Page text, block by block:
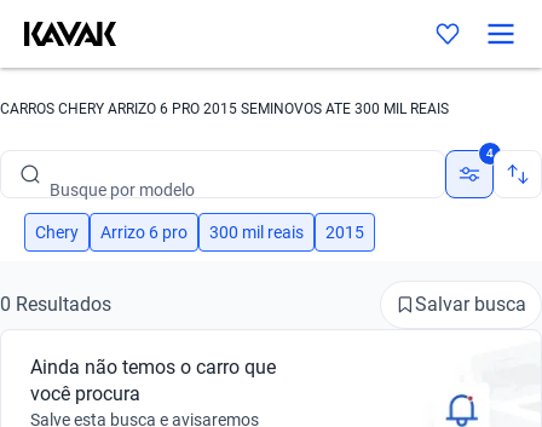
CARROS CHERY ARRIZO 6 PRO 2015 SEMINOVOS ATE 300 MIL REAIS
Busque por versão
Busque por marca
Busque por modelo
4
Chery Arrizo 6 pro 300 mil reais 2015
0 Resultados Salvar busca
Ainda não temos o carro que
você procura
Salve esta busca e avisaremos